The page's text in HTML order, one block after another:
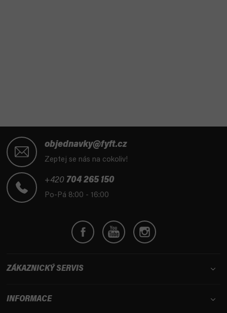
objednavky@fyft.cz
Zeptej se nás na cokoliv!
+420 704 265 150
Po-Pá 8:00 - 16:00
ZÁKAZNICKÝ SERVIS
INFORMACE